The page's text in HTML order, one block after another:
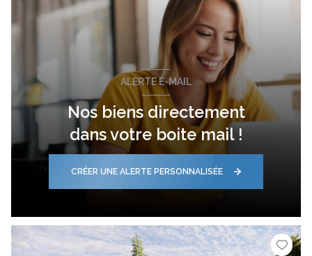
ALERTE E-MAIL
Nos biens directement
dans votre boite mail !
CRÉER UNE ALERTE PERSONNALISÉE